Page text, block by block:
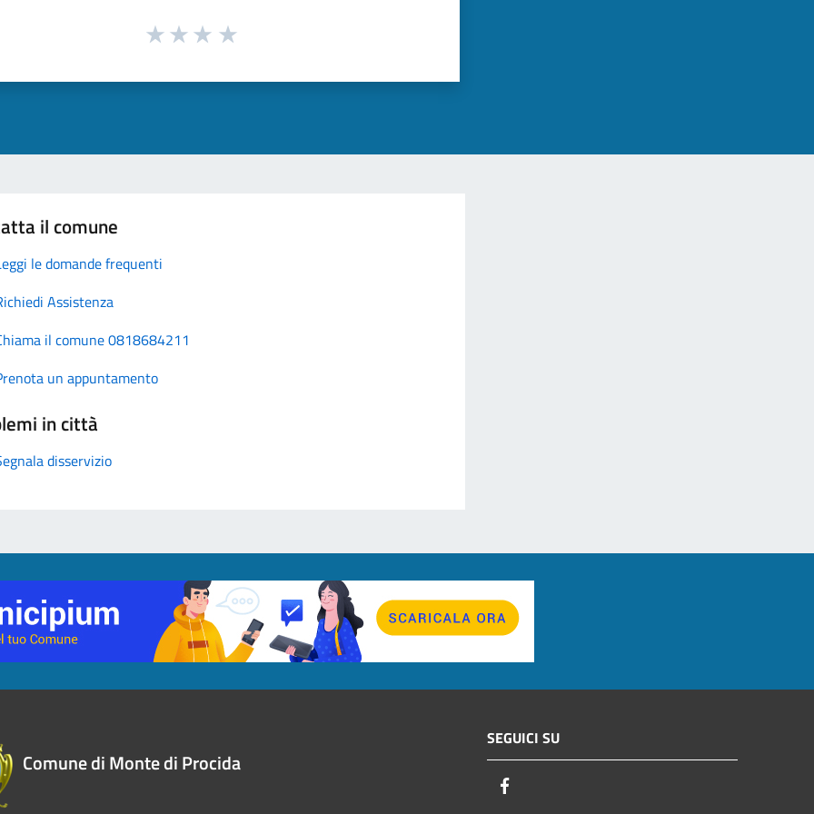
il comune
le domande frequenti
Assistenza
il comune 0818684211
un appuntamento
in città
disservizio
Comune di Monte di Procida
SEGUICI SU